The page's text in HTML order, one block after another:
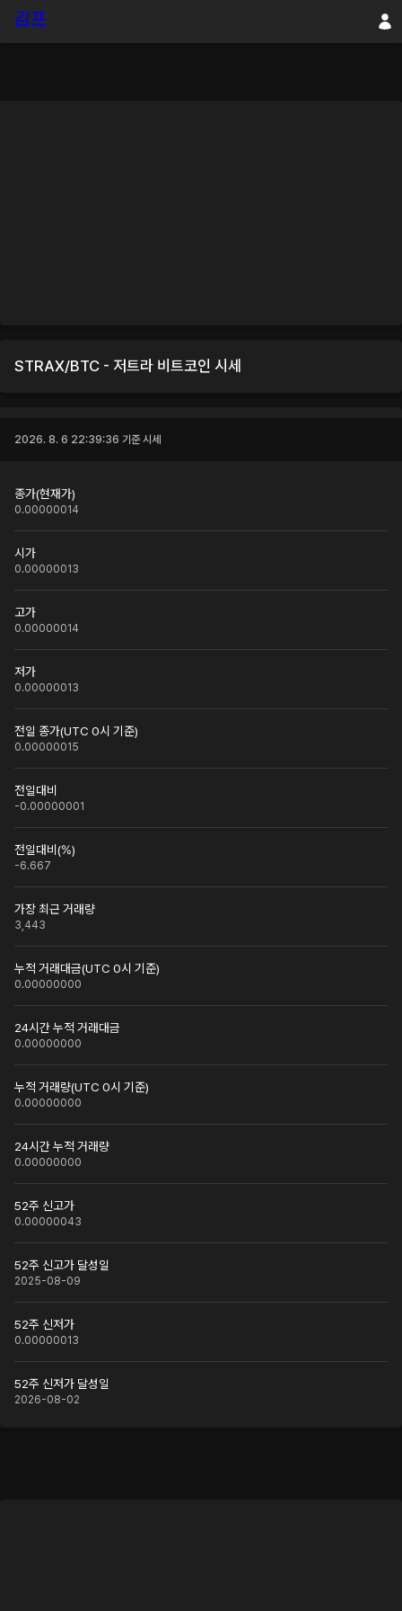
STRAX/BTC - 저트라 비트코인 시세
2026. 8. 6 22:39:36 기준 시세
종가(현재가)
0.00000014
시가
0.00000013
고가
0.00000014
저가
0.00000013
전일 종가(UTC 0시 기준)
0.00000015
전일대비
-0.00000001
전일대비(%)
-6.667
가장 최근 거래량
3,443
누적 거래대금(UTC 0시 기준)
0.00000000
24시간 누적 거래대금
0.00000000
누적 거래량(UTC 0시 기준)
0.00000000
24시간 누적 거래량
0.00000000
52주 신고가
0.00000043
52주 신고가 달성일
2025-08-09
52주 신저가
0.00000013
52주 신저가 달성일
2026-08-02